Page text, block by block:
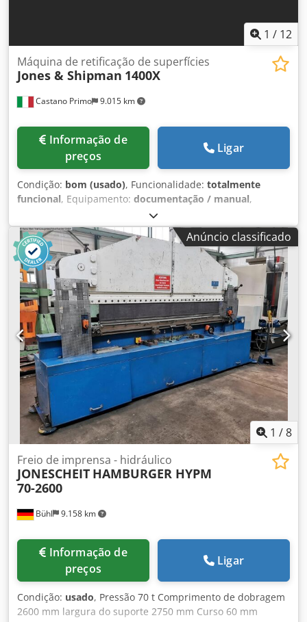
1 / 12
Castano Primo 9.015 km
Máquina de retificação de superfícies
Jones & Shipman 1400X
preços
Ligar
Condição: bom (usado), Funcionalidade: totalmente
funcional, Equipamento: documentação / manual,
RECTIFICADORA TANGENCIAL J.S MODELO 1400X
COMPRIMENTO x LARGURA MÁXIMA DE RETIFICAÇÃO
609x200 mm distância entre a mesa e a mó 375 mm
dimensões da mó 250x19x76 mm EXTRAS OPCIONAIS
INCLUÍDOS: TANQUE DE REFRIGERAÇÃO, MODELADOR DE
MÓS OPTIDRESS Cjdeq T Iy Topfx Apmorf
Anúncio classificado
1 /8
Bühl 9.158 km
Freio de imprensa - hidráulico
JONESCHEIT HAMBURGER HYPM
70-2600
preços
Ligar
Condição: usado, Pressão 70 t Comprimento de dobragem
2600 mm largura do suporte 2750 mm Curso 60 mm